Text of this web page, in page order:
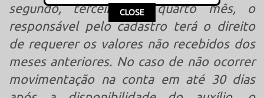
segundo, terceiro ou quarto mês, o
responsável pelo cadastro terá o direito
de requerer os valores não recebidos dos
meses anteriores. No caso de não ocorrer
movimentação na conta em até 30 dias
This popup will close in:15
CLOSE